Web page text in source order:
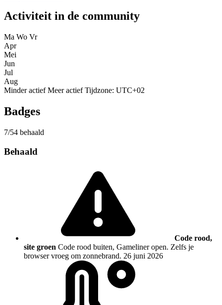
Activiteit in de community
Ma Wo Vr
Apr
Mei
Jun
Jul
Aug
Minder actiefMeer actiefTijdzone: UTC+02
Badges
7/54 behaald
Behaald
Code rood,
site groen Code rood buiten, Gameliner open. Zelfs je
browser vroeg om zonnebrand. 26 juni 2026